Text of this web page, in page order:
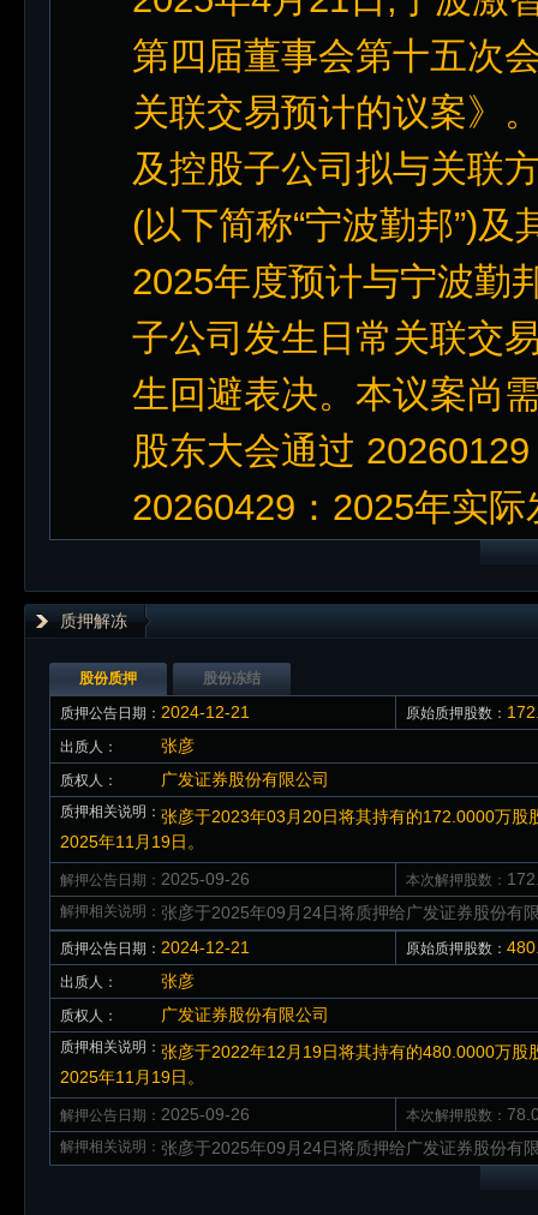
第四届董事会第十五次
关联交易预计的议案》
及控股子公司拟与关联
(以下简称“宁波勤邦”)
2025年度预计与宁波勤
子公司发生日常关联交
生回避表决。本议案尚
股东大会通过
20260429：2025年实
质押解冻
股份质押 股份冻结
质押公告日期： 2024-12-21 原始质押股数：
出质人： 张彦
质权人： 广发证券股份有限公司
质押相关说明： 张彦于2023年03月20日将其持有的172.0000万
2025年11月19日。
解押公告日期： 2025-09-26 本次解押股数：
解押相关说明： 张彦于2025年09月24日将质押给广发证券股份有
质押公告日期： 2024-12-21 原始质押股数：
出质人： 张彦
质权人： 广发证券股份有限公司
质押相关说明： 张彦于2022年12月19日将其持有的480.0000万
2025年11月19日。
解押公告日期： 2025-09-26 本次解押股数：
解押相关说明： 张彦于2025年09月24日将质押给广发证券股份有